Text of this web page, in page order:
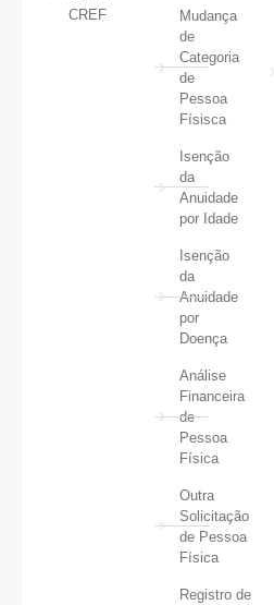
CREF
Mudança
de
Categoria
de
Pessoa
Físisca
Isenção
da
Anuidade
por Idade
Isenção
da
Anuidade
por
Doença
Análise
Financeira
de
Pessoa
Física
Outra
Solicitação
de Pessoa
Física
Registro de